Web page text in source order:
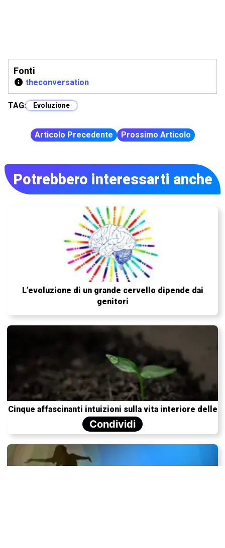
Fonti
theconversation
TAG: Evoluzione
Articolo Precedente Prossimo Articolo
Potrebbero interessarti anche
L’evoluzione di un grande cervello dipende dai
genitori
Cinque affascinanti intuizioni sulla vita interiore delle
piante
Condividi